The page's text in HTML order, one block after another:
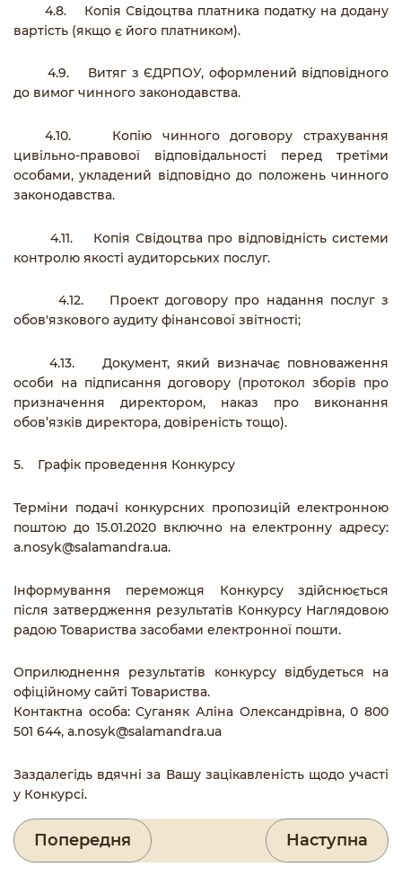
4.8. Копія Свідоцтва платника податку на додану
вартість (якщо є його платником).
4.9. Витяг з ЄДРПОУ, оформлений відповідного
до вимог чинного законодавства.
4.10. Копію чинного договору страхування
цивільно-правової відповідальності перед третіми
особами, укладений відповідно до положень чинного
законодавства.
4.11. Копія Свідоцтва про відповідність системи
контролю якості аудиторських послуг.
4.12. Проект договору про надання послуг з
обов'язкового аудиту фінансової звітності;
4.13. Документ, який визначає повноваження
особи на підписання договору (протокол зборів про
призначення директором, наказ про виконання
обов’язків директора, довіреність тощо).
5. Графік проведення Конкурсу
Терміни подачі конкурсних пропозицій електронною
поштою до 15.01.2020 включно на електронну адресу:
a.nosyk@salamandra.ua.
Інформування переможця Конкурсу здійснюється
після затвердження результатів Конкурсу Наглядовою
радою Товариства засобами електронної пошти.
Оприлюднення результатів конкурсу відбудеться на
офіційному сайті Товариства.
Контактна особа: Суганяк Аліна Олександрівна, 0 800
501 644, a.nosyk@salamandra.ua
Заздалегідь вдячні за Вашу зацікавленість щодо участі
у Конкурсі.
Попередня Наступна